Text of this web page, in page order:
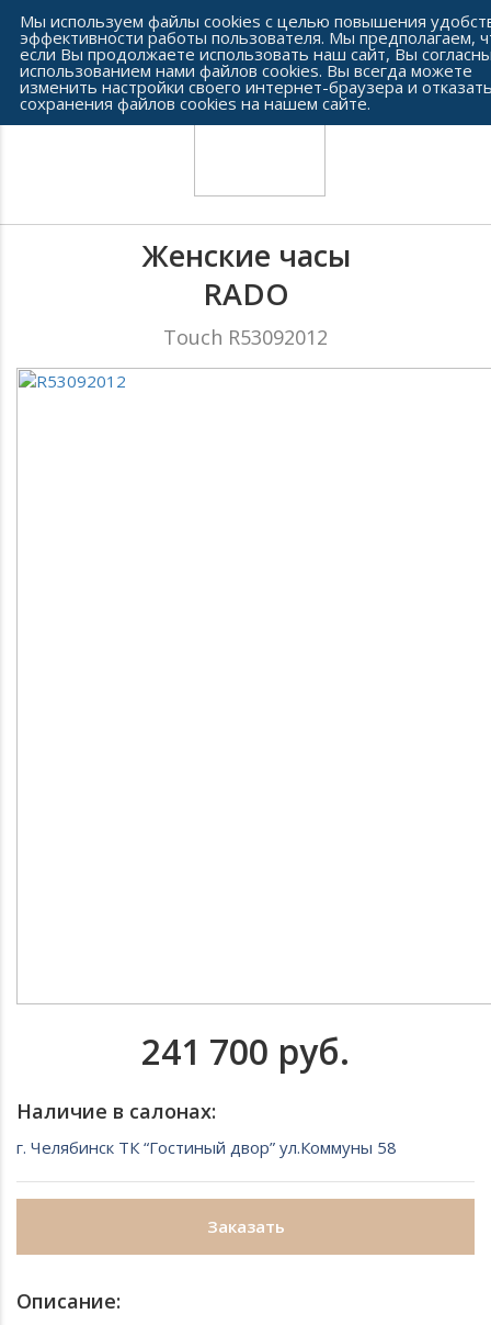
Сеть часовых салонов г. Челябинска
Женские часы
RADO
Touch R53092012
241 700 руб.
Наличие в салонах:
г. Челябинск ТК “Гостиный двор” ул.Коммуны 58
Заказать
Описание:
Мы используем файлы cookies с целью повышения
эффективности работы пользователя. Мы предполагаем,
если Вы продолжаете использовать наш сайт, Вы
использованием нами файлов cookies. Вы всегда можете
изменить настройки своего интернет-браузера и
сохранения файлов cookies на нашем сайте.